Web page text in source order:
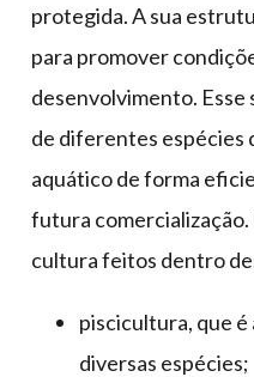
protegida. A sua
para promover
desenvolvimento. Esse
de diferentes espécies
aquático de forma
futura
cultura feitos dentro
piscicultura, que é
diversas espécies;